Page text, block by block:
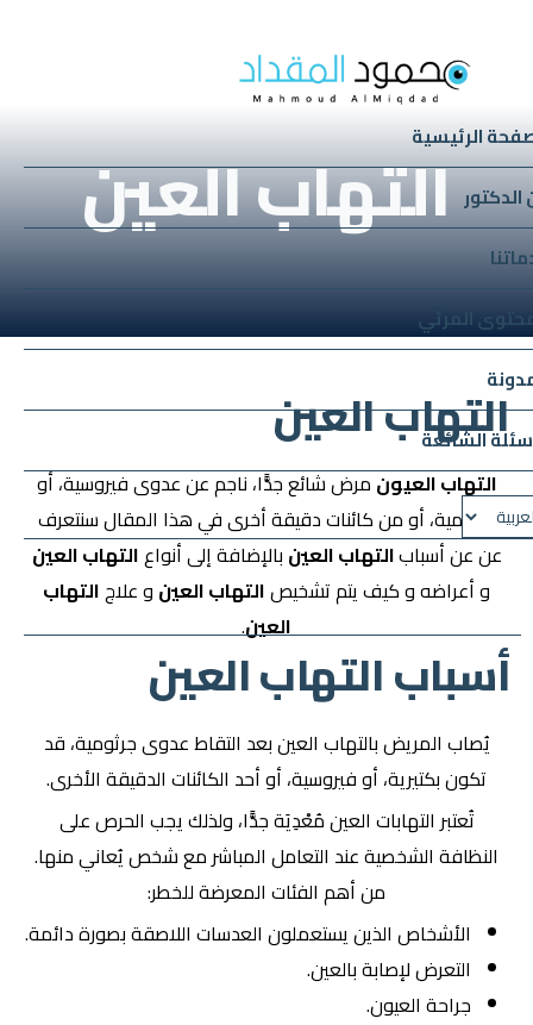
الرئيسية
المرئي
الشائعة
التهاب العين
التهاب العين
التهاب العيونمرض شائع جدًّا، ناجم عن عدوى فيروسية، أو
جرثومية، أو من كائنات دقيقة أخرى في هذا المقال سنتعرف
عن عن أسبابالتهاب العين بالإضافة إلى أنواعالتهاب العين
و أعراضه و كيف يتم تشخيصالتهاب العين و علاجالتهاب
العين.
أسباب التهاب العين
يُصاب المريض بالتهاب العين بعد التقاط عدوى جرثومية، قد
تكون بكتيرية، أو فيروسية، أو أحد الكائنات الدقيقة الأخرى.
تُعتبر التهابات العين مُعْدِيَة جدًّا، ولذلك يجب الحرص على
النظافة الشخصية عند التعامل المباشر مع شخص يُعاني منها.
من أهم الفئات المعرضة للخطر:
الأشخاص الذين يستعملون العدسات اللاصقة بصورة دائمة.
التعرض لإصابة بالعين.
جراحة العيون.